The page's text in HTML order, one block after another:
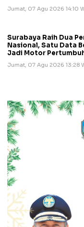
Jumat, 07 Agu 2026 14:10
Surabaya Raih Dua
Nasional, Satu Data
Jadi Motor
Jumat, 07 Agu 2026 13:28